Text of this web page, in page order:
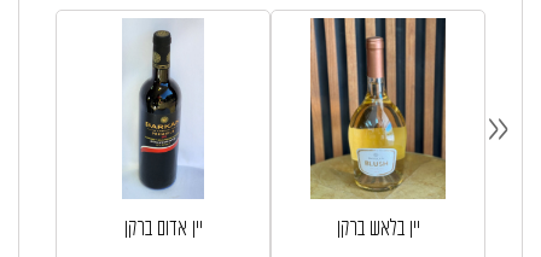
יין אדום ברקן יין בלאש ברקן
«